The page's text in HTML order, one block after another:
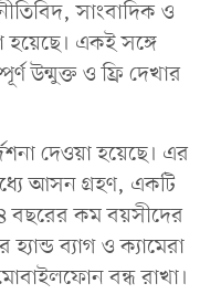
সাংবাদিক ও
হয়েছে। একই সঙ্গে
উন্মুক্ত ও ফ্রি দেখার
দেওয়া হয়েছে। এর
আসন গ্রহণ, একটি
বছরের কম বয়সীদের
ব্যাগ ও ক্যামেরা
বন্ধ রাখা।